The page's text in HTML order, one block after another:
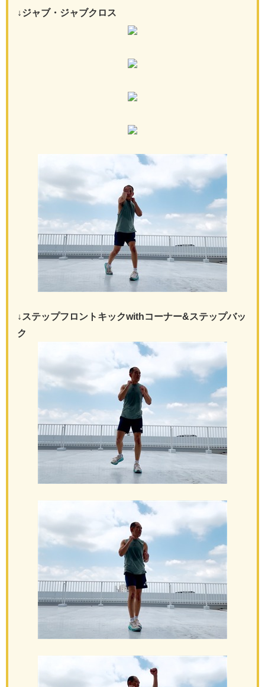
↓ジャブ・ジャブクロス
↓ステップフロントキックwithコーナー&ステップバッ
ク